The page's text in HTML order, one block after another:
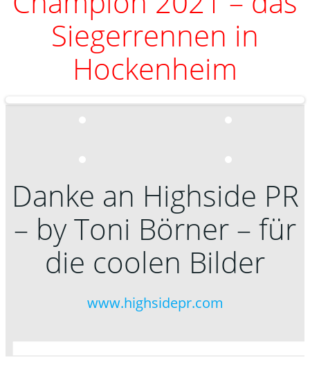
Siegerrennen in
Hockenheim
Danke an Highside PR
– by Toni Börner – für
die coolen Bilder
www.highsidepr.com